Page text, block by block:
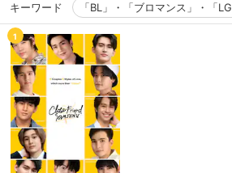
キーワード 「BL」・「ブロマンス」・「
1